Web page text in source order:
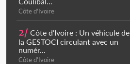
Côte d'Ivoire
2/ Côte d'Ivoire : Un véhicule de
la GESTOCI circulant avec un
numér...
Côte d'Ivoire